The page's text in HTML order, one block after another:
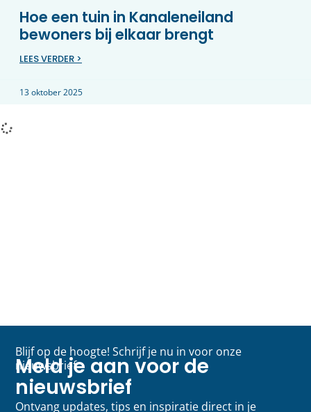
Hoe een tuin in Kanaleneiland
bewoners bij elkaar brengt
LEES VERDER >
13 oktober 2025
Blijf op de hoogte! Schrijf je nu in voor onze
nieuwsbrief
Meld je aan voor de
nieuwsbrief
Ontvang updates, tips en inspiratie direct in je